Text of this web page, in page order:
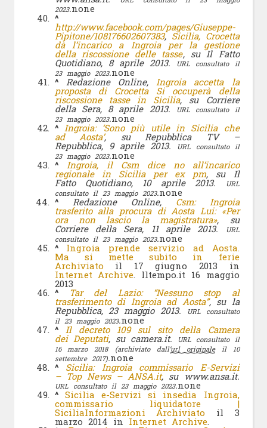
2023.none
^
http://www.facebook.com/pages/Giuseppe-
Pipitone/108176602607383, Sicilia, Crocetta
dà l’incarico a Ingroia per la gestione
della riscossione delle tasse, su Il Fatto
Quotidiano, 8 aprile 2013.
URL consultato il
23 maggio 2023.none
^
Redazione Online,Ingroia accetta la
proposta di Crocetta Si occuperà della
riscossione tasse in Sicilia, su Corriere
della Sera, 8 aprile 2013.
URL consultato il
23 maggio 2023.none
^ Ingroia: ‘Sono più utile in Sicilia che
ad Aosta’, su Repubblica TV –
Repubblica, 9 aprile 2013.
URL consultato il
23 maggio 2023.none
^
Ingroia, il Csm dice no all’incarico
regionale in Sicilia per ex pm, su Il
Fatto Quotidiano, 10 aprile 2013.
URL
consultato il 23 maggio 2023.none
^
Redazione Online, Csm: Ingroia
trasferito alla procura di Aosta Lui: «Per
ora non lascio la magistratura», su
Corriere della Sera, 11 aprile 2013.
URL
consultato il 23 maggio 2023.none
^
Ingroia prende servizio ad Aosta.
Ma si mette subito in ferie
Archiviato il 17 giugno 2013 in
Internet Archive. Iltempo.it 16 maggio
2013
^ Tar del Lazio: “Nessuno stop al
trasferimento di Ingroia ad Aosta”, su la
Repubblica, 23 maggio 2013.
URL consultato
il 23 maggio 2023.none
^
Il decreto 109 sul sito della Camera
dei Deputati, su camera.it.
URL consultato il
16 marzo 2018
(archiviato dall’url originaleil 10
settembre 2017).none
^
Sicilia: Ingroia commissario E-Servizi
– Top News – ANSA.it, su www.ansa.it.
URL consultato il 23 maggio 2023.none
^ Sicilia e-Servizi si insedia Ingroia,
commissario liquidatore |
SiciliaInformazioni Archiviato il 3
marzo 2014 in Internet Archive.